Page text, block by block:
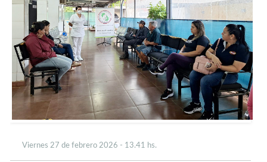
Viernes 27 de febrero 2026 - 13.41 hs.